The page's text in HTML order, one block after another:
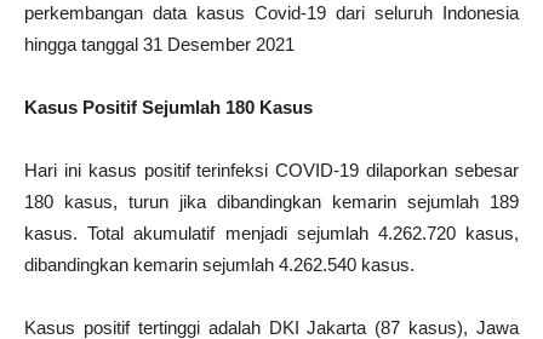
perkembangan data kasus Covid-19 dari seluruh Indonesia
hingga tanggal 31 Desember 2021
Kasus Positif Sejumlah 180 Kasus
Hari ini kasus positif terinfeksi COVID-19 dilaporkan sebesar
180 kasus, turun jika dibandingkan kemarin sejumlah 189
kasus. Total akumulatif menjadi sejumlah 4.262.720 kasus,
dibandingkan kemarin sejumlah 4.262.540 kasus.
Kasus positif tertinggi adalah DKI Jakarta (87 kasus), Jawa